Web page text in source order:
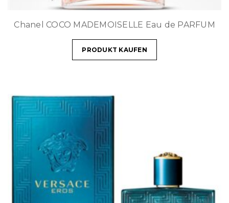
Chanel COCO MADEMOISELLE Eau de PARFUM
PRODUKT KAUFEN